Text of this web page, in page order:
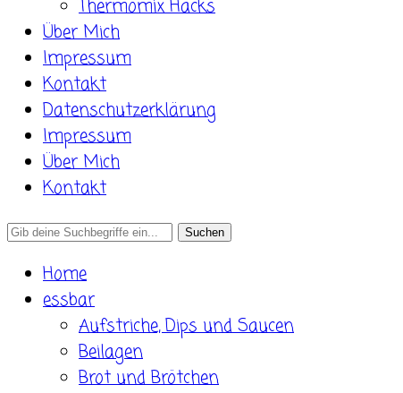
Thermomix Hacks
Über Mich
Impressum
Kontakt
Datenschutzerklärung
Impressum
Über Mich
Kontakt
Search
Home
essbar
Aufstriche, Dips und Saucen
Beilagen
Brot und Brötchen